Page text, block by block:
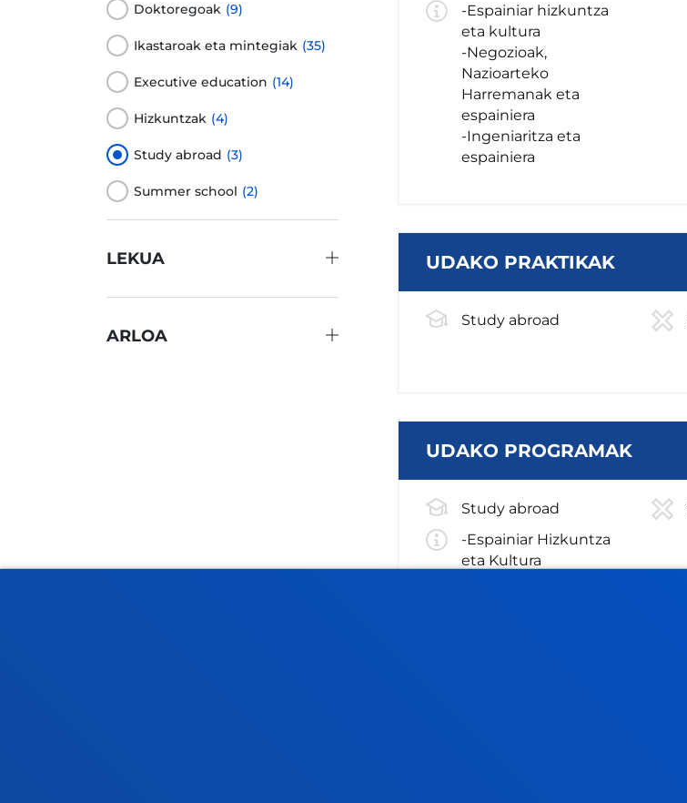
Doktoregoak (9)
Ikastaroak eta mintegiak (35)
Executive education (14)
Hizkuntzak (4)
Study abroad (3)
Summer school (2)
LEKUA
ARLOA
-Espainiar hizkuntza
eta kultura
-Negozioak,
Nazioarteko
Harremanak eta
espainiera
-Ingeniaritza eta
espainiera
UDAKO PRAKTIKAK
Study abroad
UDAKO PROGRAMAK
Study abroad
-Espainiar Hizkuntza
eta Kultura